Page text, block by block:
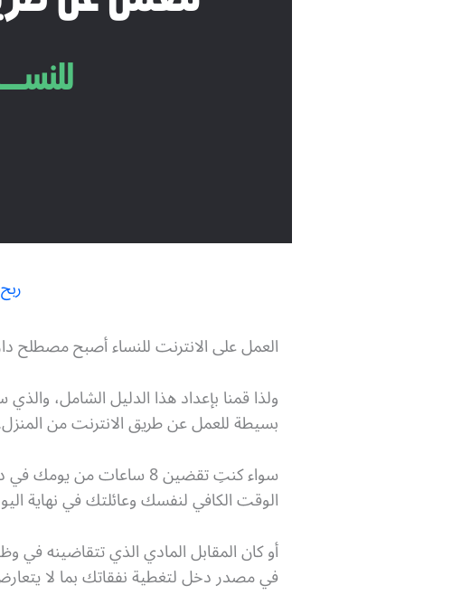
العمل على الانترنت للنساء أصبح مصطلح
ولذا قمنا بإعداد هذا الدليل الشامل،
بسيطة للعمل عن طريق الانترنت من
سواء كنتِ تقضين 8
الوقت الكافي لنفسك وعائلتك في نهاية
أو كان المقابل المادي الذي تتقاضينه
في مصدر دخل لتغطية نفقاتك بما لا